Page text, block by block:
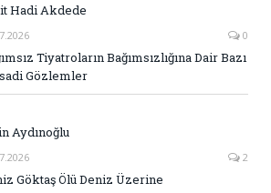
Hadi Akdede
0
Tiyatroların Bağımsızlığına Dair Bazı
Gözlemler
Aydınoğlu
2
Göktaş Ölü Deniz Üzerine